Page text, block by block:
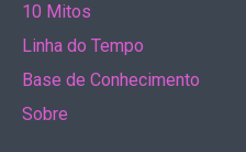
10 Mitos
Linha do Tempo
Base de Conhecimento
Sobre